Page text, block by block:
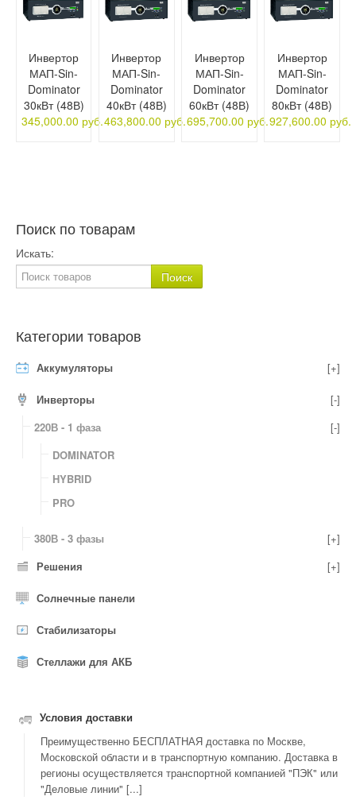
Инвертор
МАП-Sin-
Dominator
30кВт (48В)
345,000.00 руб.
Инвертор
МАП-Sin-
Dominator
40кВт (48В)
463,800.00 руб.
Инвертор
МАП-Sin-
Dominator
60кВт (48В)
695,700.00 руб.
Инвертор
МАП-Sin-
Dominator
80кВт (48В)
927,600.00 руб.
Поиск по товарам
Искать:
Категории товаров
Аккумуляторы [+]
Инверторы
[-]
220В - 1 фаза
[-]
DOMINATOR
HYBRID
PRO
380В - 3 фазы
[+]
Решения
[+]
Солнечные панели
Стабилизаторы
Стеллажи для АКБ
Условия доставки
Преимущественно БЕСПЛАТНАЯ доставка по Москве,
Московской области и в транспортную компанию. Доставка в
регионы осуществляется транспортной компанией "ПЭК" или
"Деловые линии" [...]